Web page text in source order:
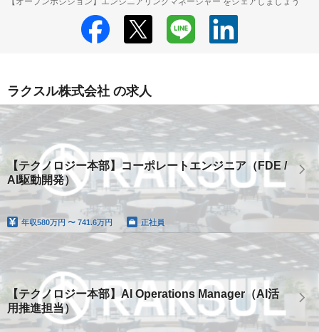
ラクスル株式会社 の求人
【テクノロジー本部】コーポレートエンジニア（FDE /
AI駆動開発）
年収580万円 〜 741.6万円 正社員
【テクノロジー本部】AI Operations Manager（AI活
用推進担当）